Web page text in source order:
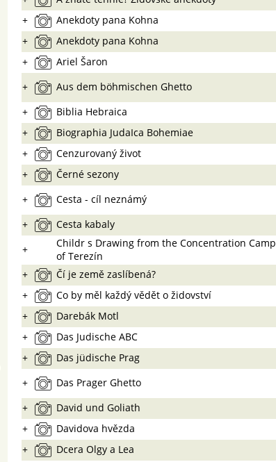
+
Anekdoty pana Kohna
+
Anekdoty pana Kohna
+
Ariel Šaron
+
Aus dem böhmischen Ghetto
+
Biblia Hebraica
+
Biographia JudaIca Bohemiae
+
Cenzurovaný život
+
Černé sezony
+
Cesta - cíl neznámý
+
Cesta kabaly
+
Childr s Drawing from the Concentration Camp
of Terezín
+
Čí je země zaslíbená?
+
Co by měl každý vědět o židovství
+
Darebák Motl
+
Das Judische ABC
+
Das jüdische Prag
+
Das Prager Ghetto
+
David und Goliath
+
Davidova hvězda
+
Dcera Olgy a Lea